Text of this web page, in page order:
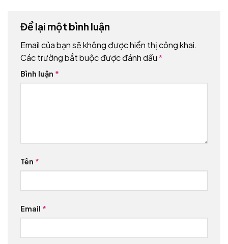
Để lại một bình luận
Email của bạn sẽ không được hiển thị công khai.
Các trường bắt buộc được đánh dấu*
Bình luận *
Tên *
Email *